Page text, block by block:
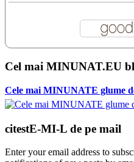
Cel mai MINUNAT.EU
Cele mai MINUNATE glume
citestE-MI-L de pe mail
Enter your email address to